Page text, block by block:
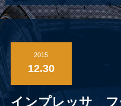
2015
12.30
インプレッサ フ